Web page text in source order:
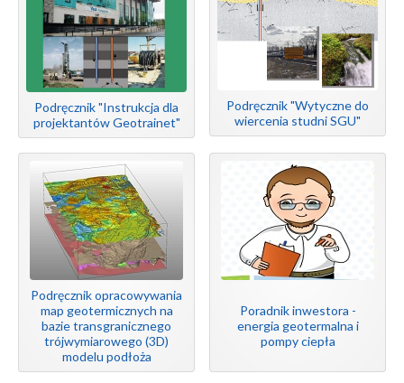
Podręcznik "Instrukcja dla
projektantów Geotrainet"
Podręcznik "Wytyczne do
wiercenia studni SGU"
Podręcznik opracowywania
map geotermicznych na
bazie transgranicznego
trójwymiarowego (3D)
modelu podłoża
Poradnik inwestora -
energia geotermalna i
pompy ciepła